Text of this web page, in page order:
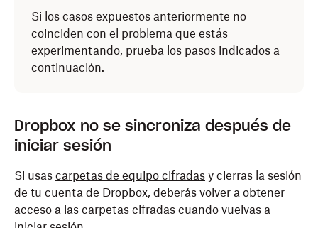
Si los casos expuestos anteriormente no
coinciden con el problema que estás
experimentando, prueba los pasos indicados a
continuación.
Dropbox no se sincroniza después de
iniciar sesión
Si usas carpetas de equipo cifradas y cierras la sesión
de tu cuenta de Dropbox, deberás volver a obtener
acceso a las carpetas cifradas cuando vuelvas a